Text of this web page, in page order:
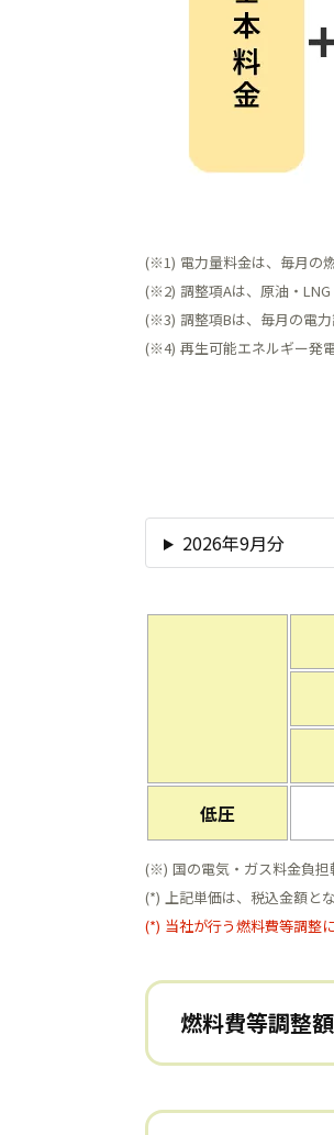
(※1) 電力量料金は、毎月の
(※2) 調整項Aは、原油・
(※3) 調整項Bは、毎月の電
(※4) 再生可能エネルギー発
2026年9月分
低圧
(※) 国の電気・ガス料金負担
(*) 上記単価は、税込金額とな
(*) 当社が行う燃料費等調整
燃料費等調整